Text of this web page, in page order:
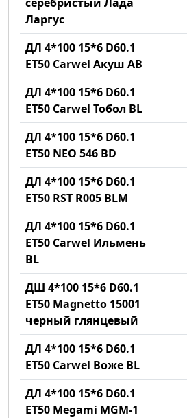
Ларгус
ДЛ 4*100 15*6 D60.1
ET50 Carwel Акуш AB
ДЛ 4*100 15*6 D60.1
ET50 Carwel Тобол BL
ДЛ 4*100 15*6 D60.1
ET50 NEO 546 BD
ДЛ 4*100 15*6 D60.1
ET50 RST R005 BLM
ДЛ 4*100 15*6 D60.1
ET50 Carwel Ильмень
BL
ДШ 4*100 15*6 D60.1
ET50 Magnetto 15001
черный глянцевый
ДЛ 4*100 15*6 D60.1
ET50 Carwel Воже BL
ДЛ 4*100 15*6 D60.1
ET50 Megami MGM-1